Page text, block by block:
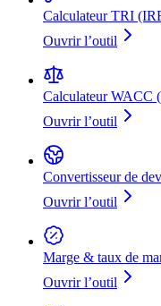
Calculateur TRI
Ouvrir l’outil
Calculateur WACC
Ouvrir l’outil
Convertisseur de
Ouvrir l’outil
Marge & taux de
Ouvrir l’outil